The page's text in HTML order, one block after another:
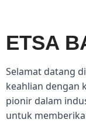
ETSA
Selamat datang
keahlian dengan
pionir dalam
untuk